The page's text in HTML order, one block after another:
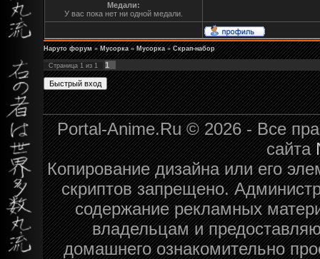
Медали:
У вас пока нет ни одной медали.
Наруто форум » Мусорка » Мусорка » Скрап-набор
Страница 1 из 1 1
Portal-Anime.Ru © 2026 - Все
сайта
Копирование дизайна или его
скриптов запрещено.
содержание рекламных
владельцам и
домашнего ознакомительно